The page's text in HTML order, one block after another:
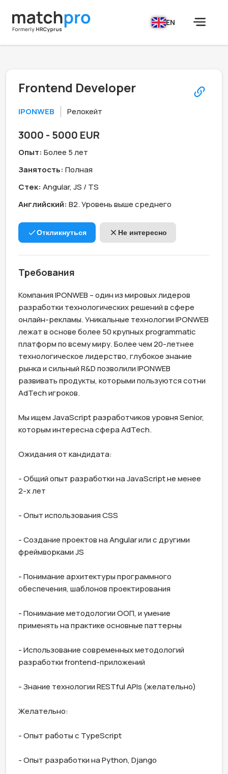
EN
Frontend Developer
IPONWEB Релокейт
3000 - 5000 EUR
Опыт: Более 5 лет
Занятость: Полная
Стек: Angular, JS / TS
Английский: B2. Уровень выше среднего
Откликнуться Не интересно
Требования
Компания IPONWEB – один из мировых лидеров
разработки технологических решений в сфере
онлайн-рекламы. Уникальные технологии IPONWEB
лежат в основе более 50 крупных programmatic
платформ по всему миру. Более чем 20-летнее
технологическое лидерство, глубокое знание
рынка и сильный R&D позволили IPONWEB
развивать продукты, которыми пользуются сотни
AdTech игроков.
Мы ищем JavaScript разработчиков уровня Senior,
которым интересна сфера AdTech.
Ожидания от кандидата:
- Общий опыт разработки на JavaScript не менее
2-х лет
- Опыт использования CSS
- Создание проектов на Angular или с другими
фреймворками JS
- Понимание архитектуры программного
обеспечения, шаблонов проектирования
- Понимание методологии ООП, и умение
применять на практике основные паттерны
- Использование современных методологий
разработки frontend-приложений
- Знание технологии RESTful APIs (желательно)
Желательно:
- Опыт работы с TypeScript
- Опыт разработки на Python, Django